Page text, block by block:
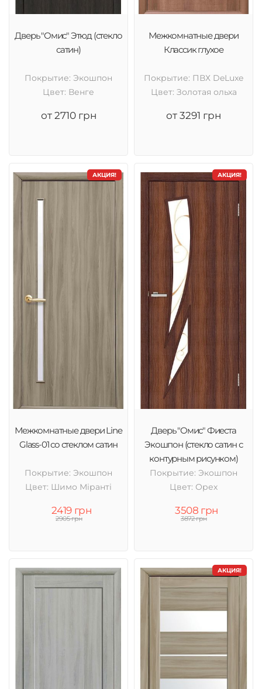
Дверь "Омис" Этюд (стекло
сатин)
Покрытие: Экошпон
Цвет: Венге
от 2710 грн
Межкомнатные двери
Классик глухое
Покрытие: ПВХ DeLuxe
Цвет: Золотая ольха
от 3291 грн
АКЦИЯ!
Межкомнатные двери Line
Glass-01 со стеклом сатин
Покрытие: Экошпон
Цвет: Шимо Міранті
2419 грн
2905 грн
АКЦИЯ!
Дверь "Омис" Фиеста
Экошпон (стекло сатин с
контурным рисунком)
Покрытие: Экошпон
Цвет: Орех
3508 грн
3872 грн
АКЦИЯ!